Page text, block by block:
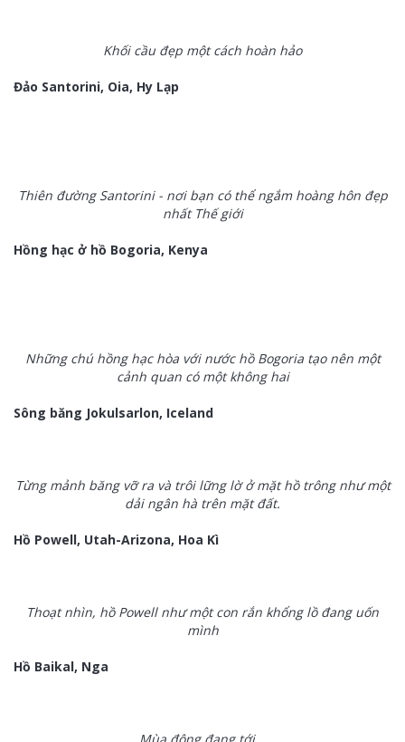
Khối cầu đẹp một cách hoàn hảo
Đảo Santorini, Oia, Hy Lạp
Thiên đường Santorini - nơi bạn có thể ngắm hoàng hôn đẹp
nhất Thế giới
Hồng hạc ở hồ Bogoria, Kenya
Những chú hồng hạc hòa với nước hồ Bogoria tạo nên một
cảnh quan có một không hai
Sông băng Jokulsarlon, Iceland
Từng mảnh băng vỡ ra và trôi lững lờ ở mặt hồ trông như một
dải ngân hà trên mặt đất.
Hồ Powell, Utah-Arizona, Hoa Kì
Thoạt nhìn, hồ Powell như một con rắn khổng lồ đang uốn
mình
Hồ Baikal, Nga